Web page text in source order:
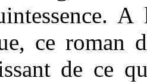
A
ce roman
de ce